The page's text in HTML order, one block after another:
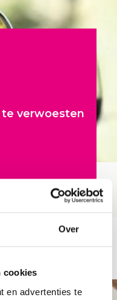
Over
cookies
en advertenties te
te verwoesten